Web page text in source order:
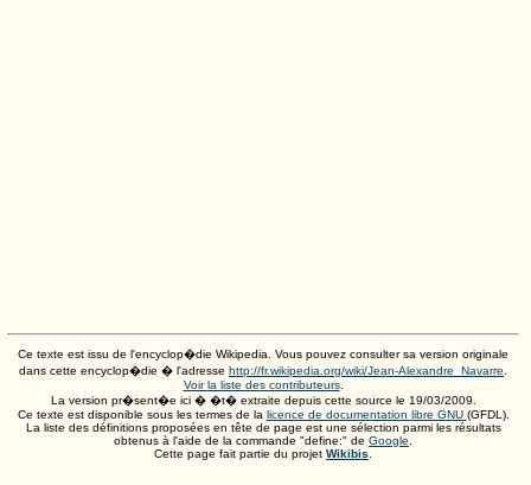
Ce texte est issu de l'encyclop�die Wikipedia. Vous pouvez consulter sa version originale
dans cette encyclop�die � l'adresse http://fr.wikipedia.org/wiki/Jean-Alexandre_Navarre
Voir la liste des contributeurs.
La version pr�sent�e ici � �t� extraite depuis cette source le 19/03/2009
Ce texte est disponible sous les termes de la licence de documentation libre GNU (GFDL).
La liste des définitions proposées en tête de page est une sélection parmi les résultats
obtenus à l'aide de la commande "define:" de Google
Cette page fait partie du projet Wikibis